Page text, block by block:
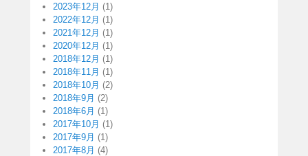
2023年12月 (1)
2022年12月 (1)
2021年12月 (1)
2020年12月 (1)
2018年12月 (1)
2018年11月 (1)
2018年10月 (2)
2018年9月 (2)
2018年6月 (1)
2017年10月 (1)
2017年9月 (1)
2017年8月 (4)